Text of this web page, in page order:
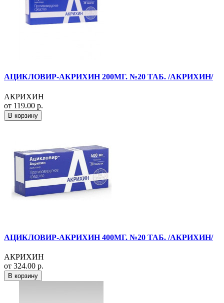
АЦИКЛОВИР-АКРИХИН 200МГ. №20 ТАБ. /АКРИХИН/
АКРИХИН
от 119.00 р.
В корзину
АЦИКЛОВИР-АКРИХИН 400МГ. №20 ТАБ. /АКРИХИН/
АКРИХИН
от 324.00 р.
В корзину